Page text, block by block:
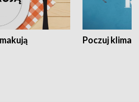
Poczuj klimat